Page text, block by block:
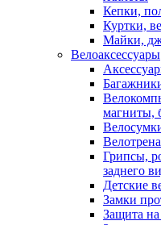
Кепки,
Куртки,
Майки,
Велоаксессуары
магниты,
Грипсы,
заднего
Детские
Замки
Защита